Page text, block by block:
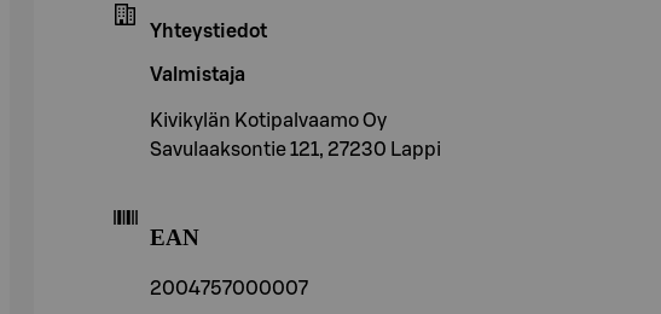
Yhteystiedot
Valmistaja
Kivikylän Kotipalvaamo Oy
Savulaaksontie 121, 27230 Lappi
EAN
2004757000007